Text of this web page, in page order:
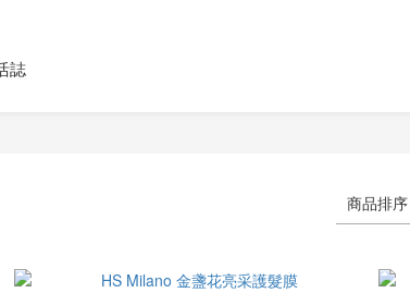
誌
商品排序